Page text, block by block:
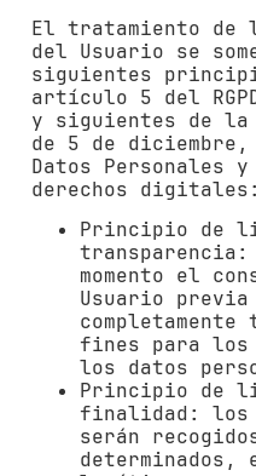
El tratamiento de
del Usuario se
siguientes
artículo 5 del
y siguientes de la
de 5 de
Datos Personales
derechos digitales:
Principio de
momento el
Usuario
fines para los
los datos
Principio de
finalidad: los
serán